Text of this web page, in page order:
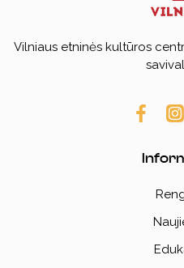
Vilniaus etninės kultūros